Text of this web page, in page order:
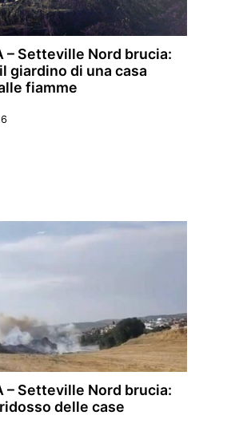
– Setteville Nord brucia:
giardino di una casa
fiamme
– Setteville Nord brucia:
delle case